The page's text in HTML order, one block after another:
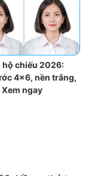
hộ chiếu 2026:
4×6, nền trắng,
Xem ngay